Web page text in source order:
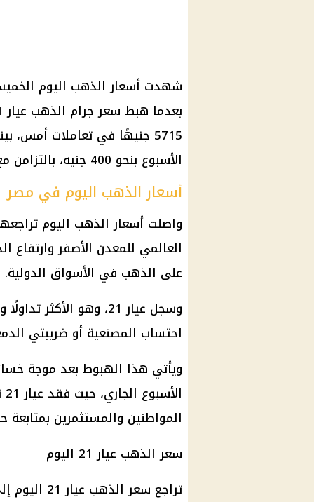
شهدت أسعار الذهب اليوم
5715 جنيهًا في تعاملات
الأسبوع بنحو 400 جنيه، بالتزامن مع تراجع الأوقية عالميًا دون مستوى 4000 دولار.
أسعار الذهب اليوم في مصر
واصلت أسعار الذهب اليوم
العالمي للمعدن الأصفر وارتفاع
على الذهب في الأسواق الدولية.
احتساب المصنعية أو ضريبتي
ويأتي هذا الهبوط بعد موجة
المواطنين والمستثمرين
سعر الذهب عيار 21
اليوم
تراجع سعر الذهب عيار 21